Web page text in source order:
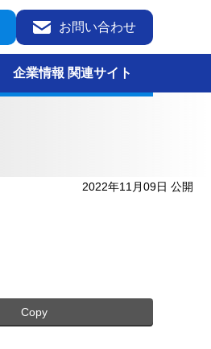
お問い合わせ
企業情報 関連サイト
2022年11月09日 公開
Copy